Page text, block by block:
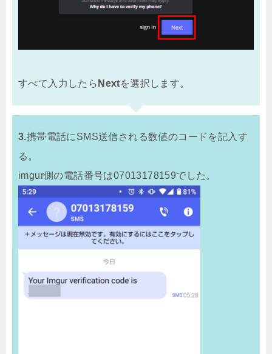
すべて入力したら Nextを選択します。
3.携帯電話にSMS送信される数値のコードを記入す
る。
imgur側の電話番号は07013178159でした。